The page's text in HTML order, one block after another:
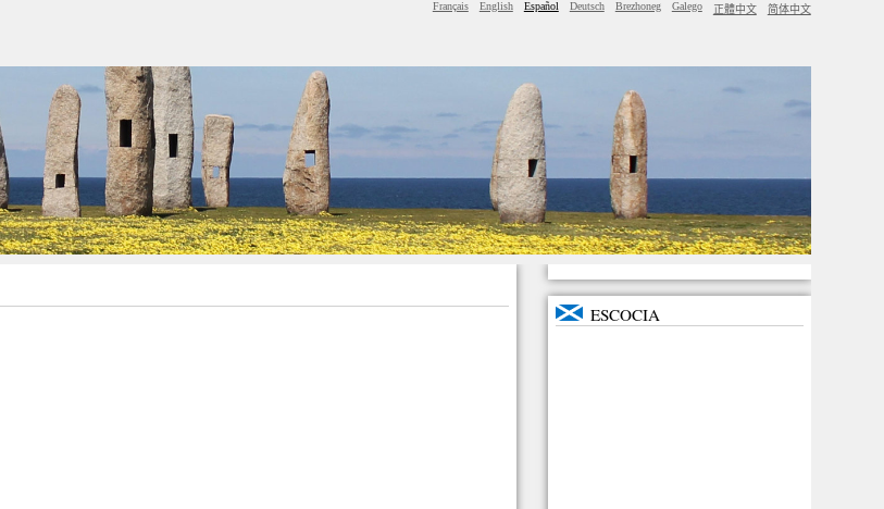
Français English Español Deutsch Brezhoneg Galego 正體中文 简体中文
ESCOCIA